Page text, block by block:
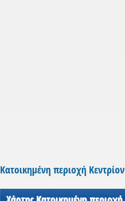
Κατοικημένη περιοχή Κεντρίον